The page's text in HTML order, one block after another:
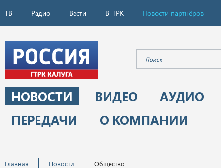
ТВ Радио Вести ВГТРК Новости партнёров
НОВОСТИ ВИДЕО
АУДИО
ПЕРЕДАЧИ
О КОМПАНИИ
Главная Новости Общество